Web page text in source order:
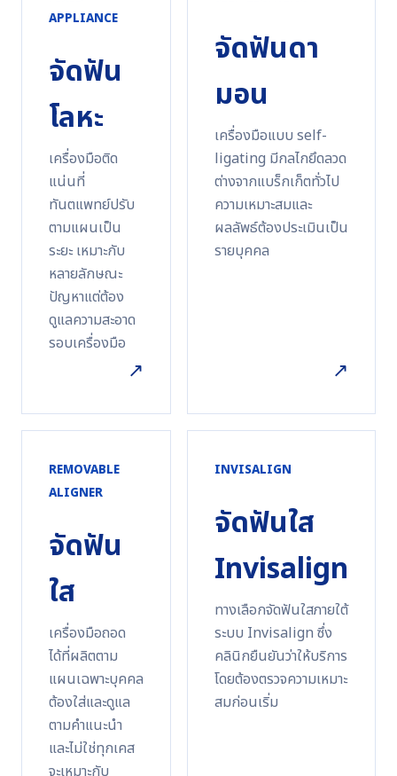
APPLIANCE
จัดฟัน
โลหะ
เครื่องมือติด
แน่นที่
ทันตแพทย์ปรับ
ตามแผนเป็น
ระยะ เหมาะกับ
หลายลักษณะ
ปัญหาแต่ต้อง
ดูแลความสะอาด
รอบเครื่องมือ
↗
จัดฟันดา
มอน
เครื่องมือแบบ self-
ligating มีกลไกยึดลวด
ต่างจากแบร็กเก็ตทั่วไป
ความเหมาะสมและ
ผลลัพธ์ต้องประเมินเป็น
รายบุคคล
↗
REMOVABLE
ALIGNER
จัดฟัน
ใส
เครื่องมือถอด
ได้ที่ผลิตตาม
แผนเฉพาะบุคคล
ต้องใส่และดูแล
ตามคำแนะนำ
และไม่ใช่ทุกเคส
จะเหมาะกับ
INVISALIGN
จัดฟันใส
Invisalign
ทางเลือกจัดฟันใสภายใต้
ระบบ Invisalign ซึ่ง
คลินิกยืนยันว่าให้บริการ
โดยต้องตรวจความเหมาะ
สมก่อนเริ่ม